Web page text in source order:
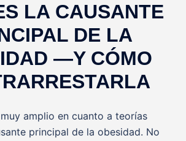
LA CAUSANTE
DE LA
—Y CÓMO
amplio en cuanto a teorías
principal de la obesidad. No